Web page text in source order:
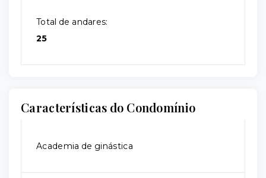
Total de andares:
25
Características do Condomínio
Academia de ginástica